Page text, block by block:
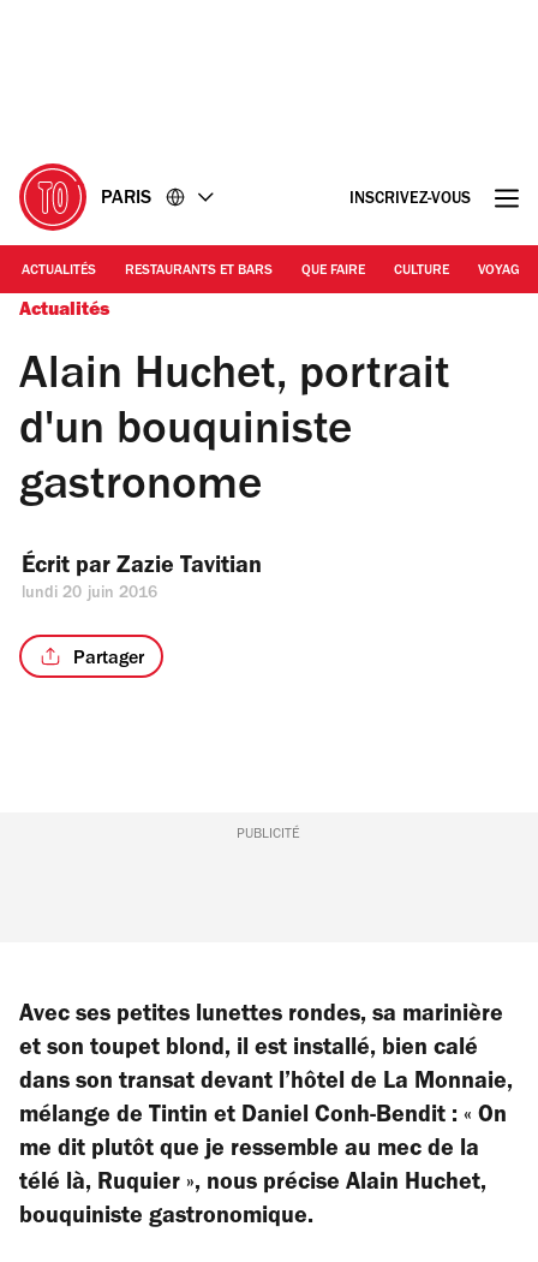
PARIS INSCRIVEZ-VOUS
ACTUALITÉS RESTAURANTS ET BARS QUE FAIRE CULTURE VOYAGE
Actualités
Alain Huchet, portrait
d'un bouquiniste
gastronome
Écrit par Zazie Tavitian
lundi 20 juin 2016
Partager
PUBLICITÉ
Avec ses petites lunettes rondes, sa marinière
et son toupet blond, il est installé, bien calé
dans son transat devant l’hôtel de La Monnaie,
mélange de Tintin et Daniel Conh-Bendit : « On
me dit plutôt que je ressemble au mec de la
télé là, Ruquier », nous précise Alain Huchet,
bouquiniste gastronomique.